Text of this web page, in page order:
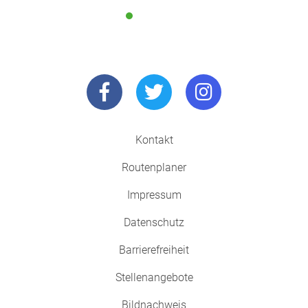
Kontakt
Routenplaner
Impressum
Datenschutz
Barrierefreiheit
Stellenangebote
Bildnachweis